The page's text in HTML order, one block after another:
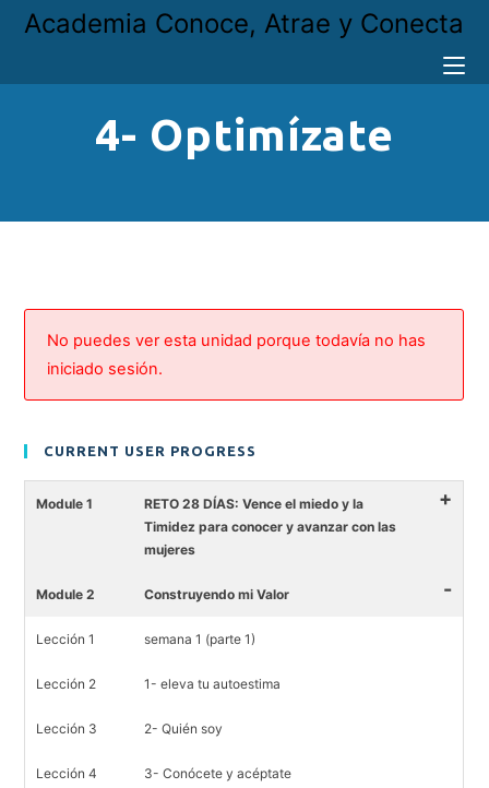
Academia Conoce, Atrae y Conecta
4- Optimízate
No puedes ver esta unidad porque todavía no has
iniciado sesión.
CURRENT USER PROGRESS
Module 1
RETO 28 DÍAS: Vence el miedo y la
Timidez para conocer y avanzar con las
mujeres
+
Module 2 Construyendo mi Valor -
Lección 1 semana 1 (parte 1)
Lección 2 1- eleva tu autoestima
Lección 3 2- Quién soy
Lección 4 3- Conócete y acéptate